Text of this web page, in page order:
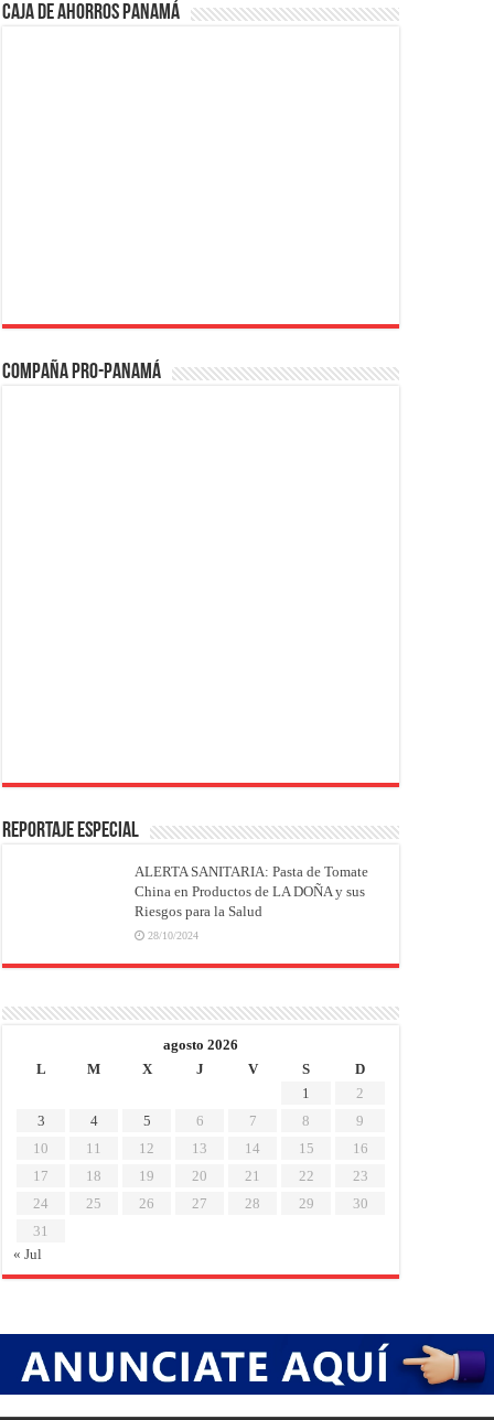
Caja de Ahorros Panamá
Compaña PRO-Panamá
REPORTAJE ESPECIAL
ALERTA SANITARIA: Pasta de Tomate
China en Productos de LA DOÑA y sus
Riesgos para la Salud
28/10/2024
agosto 2026
L
M X J V S
D
1
2
3
4 5 6 7 8
9
10
11 12 13 14 15
16
17
18 19 20 21 22
23
24
25 26 27 28 29
30
31
« Jul